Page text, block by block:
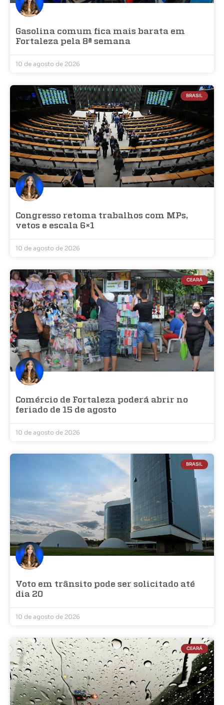
Gasolina comum fica mais barata em
Fortaleza pela 8ª semana
10 de agosto de 2026
BRASIL
Congresso retoma trabalhos com MPs,
vetos e escala 6×1
10 de agosto de 2026
CEARÁ
Comércio de Fortaleza poderá abrir no
feriado de 15 de agosto
10 de agosto de 2026
BRASIL
Voto em trânsito pode ser solicitado até
dia 20
10 de agosto de 2026
CEARÁ